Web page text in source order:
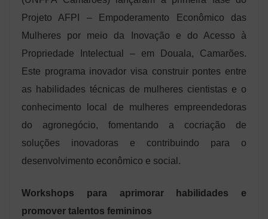
Projeto AFPI – Empoderamento Econômico das
Mulheres por meio da Inovação e do Acesso à
Propriedade Intelectual – em Douala, Camarões.
Este programa inovador visa construir pontes entre
as habilidades técnicas de mulheres cientistas e o
conhecimento local de mulheres empreendedoras
do agronegócio, fomentando a cocriação de
soluções inovadoras e contribuindo para o
desenvolvimento econômico e social.
Workshops para aprimorar habilidades e
promover talentos femininos